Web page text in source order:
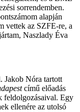
sorrendemben.
alapján
vettek az SZFE-re, a
Naszlady Éva
Jakob Nóra tartott
című előadás
feldolgozásaival. Egy
ellenére az utolsó